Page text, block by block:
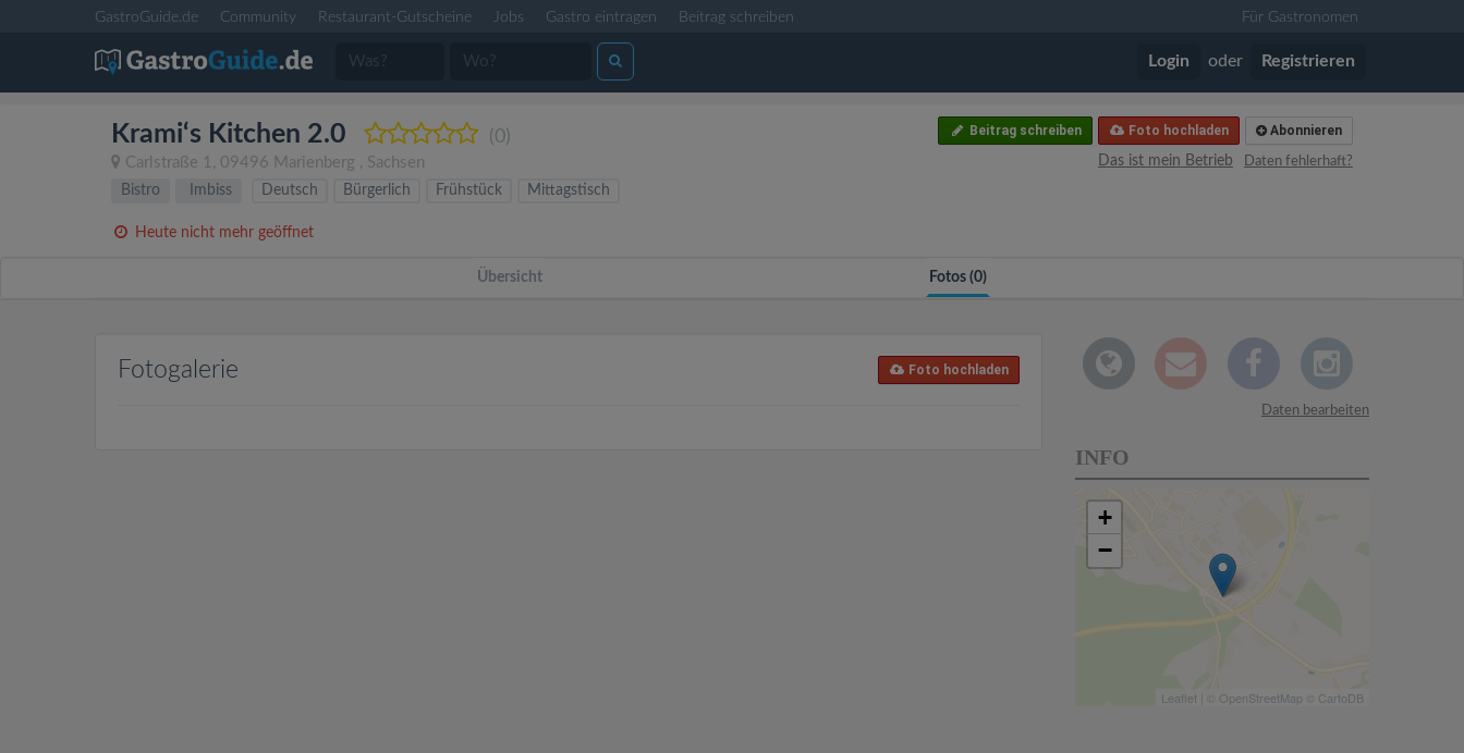
GastroGuide.de Community Restaurant-Gutscheine Jobs Gastro eintragen Beitrag schreiben Für Gastronomen
Login oder Registrieren
Krami‘s Kitchen 2.0 (0)
Carlstraße 1 , 09496 Marienberg , Sachsen
Abonnieren
Foto hochladen
Beitrag schreiben
Daten fehlerhaft?
Das ist mein Betrieb
Bistro
Imbiss Deutsch Bürgerlich Frühstück Mittagstisch
Heute nicht mehr geöffnet
Übersicht Fotos (0)
Fotogalerie Foto hochladen
Daten bearbeiten
INFO
+
−
Leaflet | © OpenStreetMap © CartoDB